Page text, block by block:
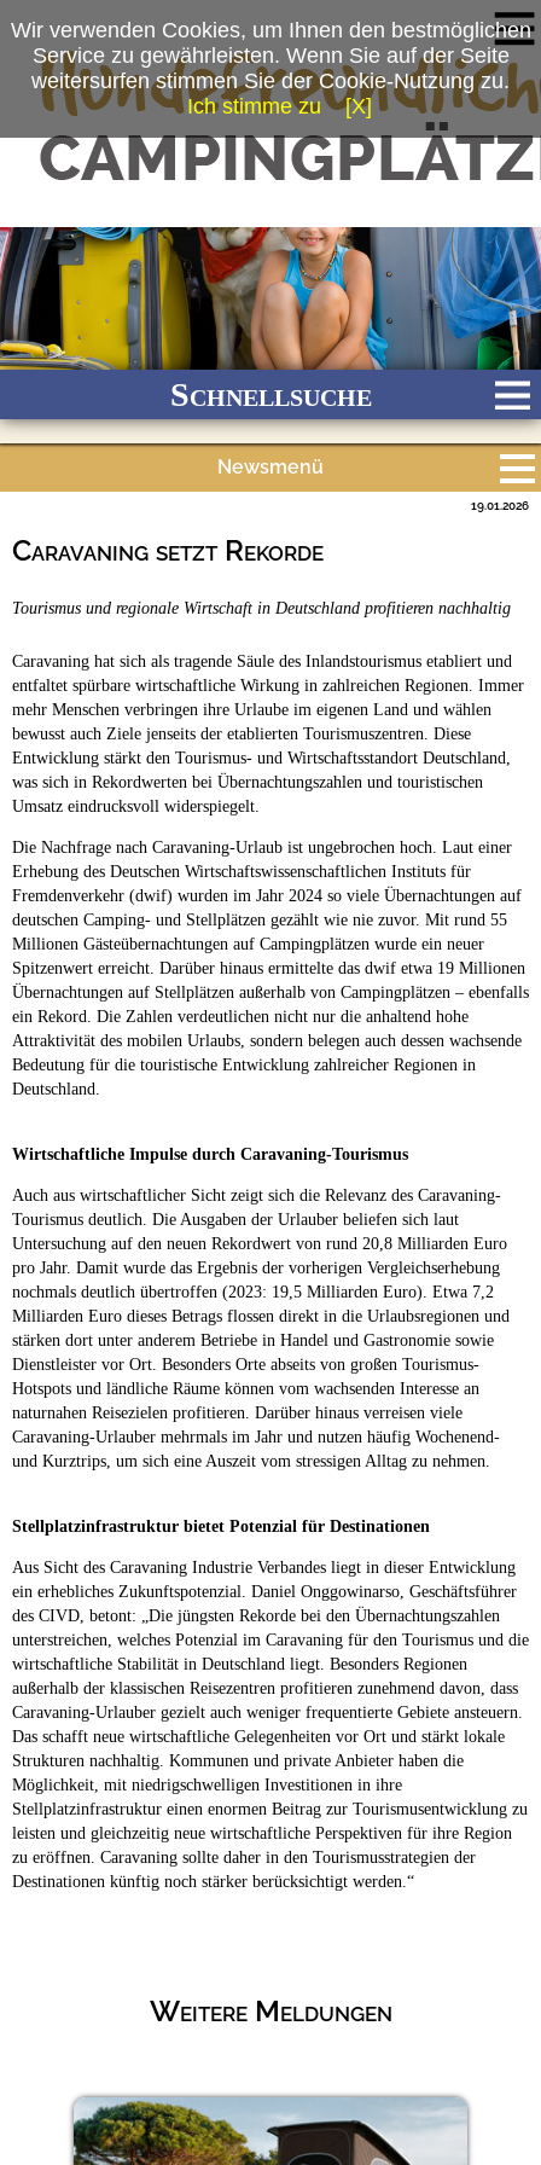
Schnellsuche
Ganzjährig geöffnet
Newsmenü
Campingplätze
Camping & Caravan
Touristik
Caravaning setzt Rekorde
19.01.2026
Tourismus und regionale Wirtschaft in Deutschland profitieren nachhaltig
Caravaning hat sich als tragende Säule des Inlandstourismus etabliert und
entfaltet spürbare wirtschaftliche Wirkung in zahlreichen Regionen. Immer
mehr Menschen verbringen ihre Urlaube im eigenen Land und wählen
bewusst auch Ziele jenseits der etablierten Tourismuszentren. Diese
Entwicklung stärkt den Tourismus- und Wirtschaftsstandort Deutschland,
was sich in Rekordwerten bei Übernachtungszahlen und touristischen
Umsatz eindrucksvoll widerspiegelt.
Die Nachfrage nach Caravaning-Urlaub ist ungebrochen hoch. Laut einer
Erhebung des Deutschen Wirtschaftswissenschaftlichen Instituts für
Fremdenverkehr (dwif) wurden im Jahr 2024 so viele Übernachtungen auf
deutschen Camping- und Stellplätzen gezählt wie nie zuvor. Mit rund 55
Millionen Gästeübernachtungen auf Campingplätzen wurde ein neuer
Spitzenwert erreicht. Darüber hinaus ermittelte das dwif etwa 19 Millionen
Übernachtungen auf Stellplätzen außerhalb von Campingplätzen – ebenfalls
ein Rekord. Die Zahlen verdeutlichen nicht nur die anhaltend hohe
Attraktivität des mobilen Urlaubs, sondern belegen auch dessen wachsende
Bedeutung für die touristische Entwicklung zahlreicher Regionen in
Deutschland.
Wirtschaftliche Impulse durch Caravaning-Tourismus
Auch aus wirtschaftlicher Sicht zeigt sich die Relevanz des Caravaning-
Tourismus deutlich. Die Ausgaben der Urlauber beliefen sich laut
Untersuchung auf den neuen Rekordwert von rund 20,8 Milliarden Euro
pro Jahr. Damit wurde das Ergebnis der vorherigen Vergleichserhebung
nochmals deutlich übertroffen (2023: 19,5 Milliarden Euro). Etwa 7,2
Milliarden Euro dieses Betrags flossen direkt in die Urlaubsregionen und
stärken dort unter anderem Betriebe in Handel und Gastronomie sowie
Dienstleister vor Ort. Besonders Orte abseits von großen Tourismus-
Hotspots und ländliche Räume können vom wachsenden Interesse an
naturnahen Reisezielen profitieren. Darüber hinaus verreisen viele
Caravaning-Urlauber mehrmals im Jahr und nutzen häufig Wochenend-
und Kurztrips, um sich eine Auszeit vom stressigen Alltag zu nehmen.
Stellplatzinfrastruktur bietet Potenzial für Destinationen
Aus Sicht des Caravaning Industrie Verbandes liegt in dieser Entwicklung
ein erhebliches Zukunftspotenzial. Daniel Onggowinarso, Geschäftsführer
des CIVD, betont: „Die jüngsten Rekorde bei den Übernachtungszahlen
unterstreichen, welches Potenzial im Caravaning für den Tourismus und die
wirtschaftliche Stabilität in Deutschland liegt. Besonders Regionen
außerhalb der klassischen Reisezentren profitieren zunehmend davon, dass
Caravaning-Urlauber gezielt auch weniger frequentierte Gebiete ansteuern.
Das schafft neue wirtschaftliche Gelegenheiten vor Ort und stärkt lokale
Strukturen nachhaltig. Kommunen und private Anbieter haben die
Möglichkeit, mit niedrigschwelligen Investitionen in ihre
Stellplatzinfrastruktur einen enormen Beitrag zur Tourismusentwicklung zu
leisten und gleichzeitig neue wirtschaftliche Perspektiven für ihre Region
zu eröffnen. Caravaning sollte daher in den Tourismusstrategien der
Destinationen künftig noch stärker berücksichtigt werden.“
Weitere Meldungen
Wir verwenden Cookies, um Ihnen den bestmöglichen
Service zu gewährleisten. Wenn Sie auf der Seite
weitersurfen stimmen Sie der Cookie-Nutzung zu.
Ich stimme zu
[X]